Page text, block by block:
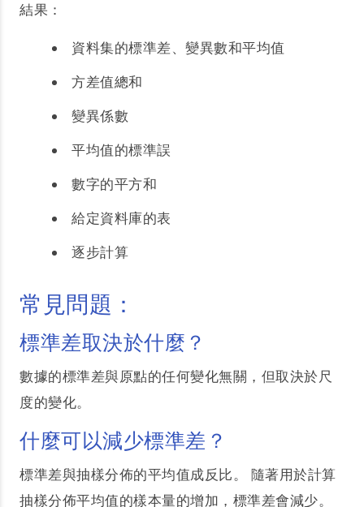
結果：
資料集的標準差、變異數和平均值
方差值總和
變異係數
平均值的標準誤
數字的平方和
給定資料庫的表
逐步計算
常見問題：
標準差取決於什麼？
數據的標準差與原點的任何變化無關，但取決於尺
度的變化。
什麼可以減少標準差？
標準差與抽樣分佈的平均值成反比。 隨著用於計算
抽樣分佈平均值的樣本量的增加，標準差會減少。